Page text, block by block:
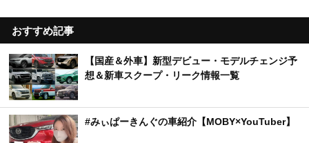
おすすめ記事
【国産＆外車】新型デビュー・モデルチェンジ予
想＆新車スクープ・リーク情報一覧
#みぃぱーきんぐの車紹介【MOBY×YouTuber】